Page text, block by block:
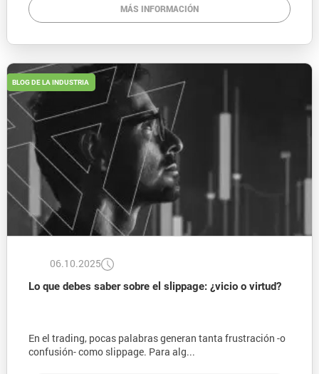
MÁS INFORMACIÓN
BLOG DE LA INDUSTRIA
06.10.2025
Lo que debes saber sobre el slippage: ¿vicio o virtud?
En el trading, pocas palabras generan tanta frustración -o
confusión- como slippage. Para alg...